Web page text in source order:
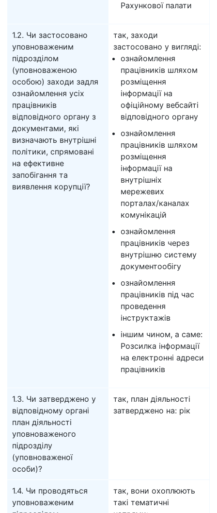
Рахункової палати
1.2. Чи застосовано
уповноваженим
підрозділом
(уповноваженою
особою) заходи задля
ознайомлення усіх
працівників
відповідного органу з
документами, які
визначають внутрішні
політики, спрямовані
на ефективне
запобігання та
виявлення корупції?
так, заходи
застосовано у вигляді:
ознайомлення
працівників шляхом
розміщення
інформації на
офіційному вебсайті
відповідного органу
ознайомлення
працівників шляхом
розміщення
інформації на
внутрішніх
мережевих
порталах/каналах
комунікацій
ознайомлення
працівників через
внутрішню систему
документообігу
ознайомлення
працівників під час
проведення
інструктажів
іншим чином, а саме:
Розсилка інформації
на електронні адреси
працівників
1.3. Чи затверджено у
відповідному органі
план діяльності
уповноваженого
підрозділу
(уповноваженої
особи)?
так, план діяльності
затверджено на: рік
1.4. Чи проводяться
уповноваженим
так, вони охоплюють
такі тематичні